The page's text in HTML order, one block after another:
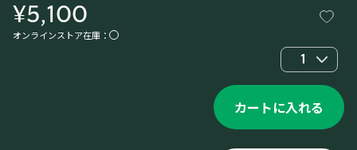
¥5,100
オンラインストア在庫：
1
カートに入れる